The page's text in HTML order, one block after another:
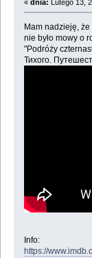
« dnia: Lutego 13,
Mam nadzieję,
nie było mowy o
"Podróży
Тихого.
Info:
https://